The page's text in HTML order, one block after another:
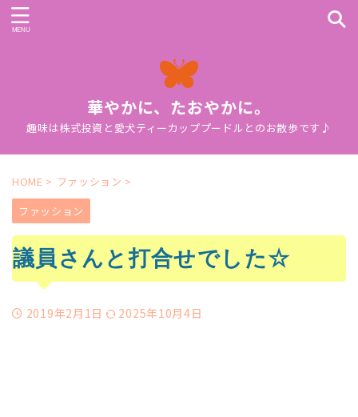
華やかに、たおやかに。
趣味は株式投資と愛犬ティーカッププードルとのお散歩です♪
HOME > ファッション >
ファッション
議員さんと打合せでした☆
2019年2月1日 2025年10月4日